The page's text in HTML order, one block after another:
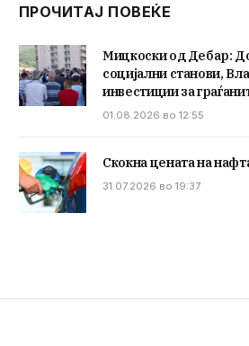
ПРОЧИТАЈ ПОВЕЌЕ
Мицкоски од Дебар:
социјални станови,
инвестиции за
01.08.2026 во 12:55
Скокна цената на
31.07.2026 во 19:37